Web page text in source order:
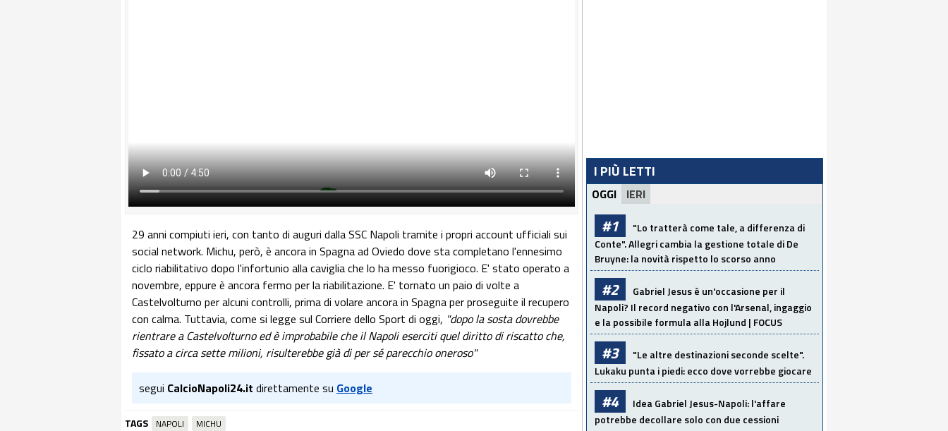
29 anni compiuti ieri, con tanto di auguri dalla SSC Napoli tramite i propri account ufficiali sui
social network. Michu, però, è ancora in Spagna ad Oviedo dove sta completano l'ennesimo
ciclo riabilitativo dopo l'infortunio alla caviglia che lo ha messo fuorigioco. E' stato operato a
novembre, eppure è ancora fermo per la riabilitazione. E' tornato un paio di volte a
Castelvolturno per alcuni controlli, prima di volare ancora in Spagna per proseguite il recupero
con calma. Tuttavia, come si legge sul Corriere dello Sport di oggi, "dopo la sosta dovrebbe
rientrare a Castelvolturno ed è improbabile che il Napoli eserciti quel diritto di riscatto che,
fissato a circa sette milioni, risulterebbe già di per sé parecchio oneroso"
segui CalcioNapoli24.it direttamente su Google
TAGS NAPOLI MICHU
I PIÙ LETTI
OGGI IERI
#1
"Lo tratterà come tale, a differenza di
Conte". Allegri cambia la gestione totale di De
Bruyne: la novità rispetto lo scorso anno
#2
Gabriel Jesus è un'occasione per il
Napoli? Il record negativo con l'Arsenal, ingaggio
e la possibile formula alla Hojlund | FOCUS
#3
"Le altre destinazioni seconde scelte".
Lukaku punta i piedi: ecco dove vorrebbe giocare
#4
Idea Gabriel Jesus-Napoli: l'affare
potrebbe decollare solo con due cessioni